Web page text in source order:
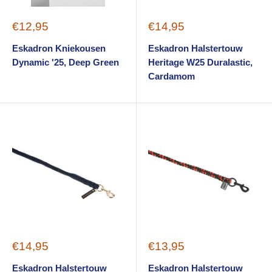
Sale
€12,95
Eskadron Kniekousen
Dynamic '25, Deep Green
Sale
€14,95
Eskadron Halstertouw
Heritage W25 Duralastic,
Cardamom
Sale
€14,95
Eskadron Halstertouw
Sale
€13,95
Eskadron Halstertouw